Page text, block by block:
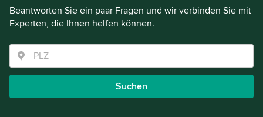
Beantworten Sie ein paar Fragen und wir verbinden Sie mit
Experten, die Ihnen helfen können.
Suchen